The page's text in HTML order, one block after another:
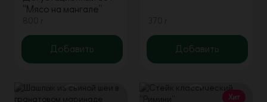
“Мясо на мангале”
Добавить Добавить
Хит